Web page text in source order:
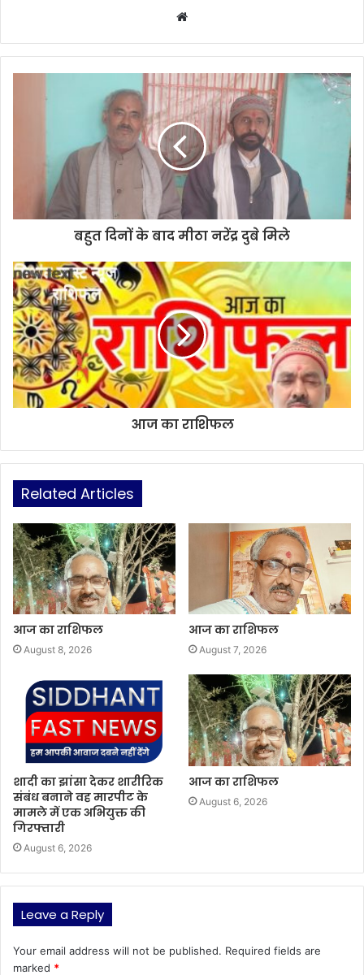
b
s
i
t
e
बहुत दिनों के बाद मीठा नरेंद्र दुबे मिले
आज का राशिफल
Related Articles
आज का राशिफल
August 8, 2026
आज का राशिफल
August 7, 2026
शादी का झांसा देकर शारीरिक
संबंध बनाने वह मारपीट के
मामले में एक अभियुक्त की
गिरफ्तारी
August 6, 2026
आज का राशिफल
August 6, 2026
Leave a Reply
Your email address will not be published. Required fields are
marked *